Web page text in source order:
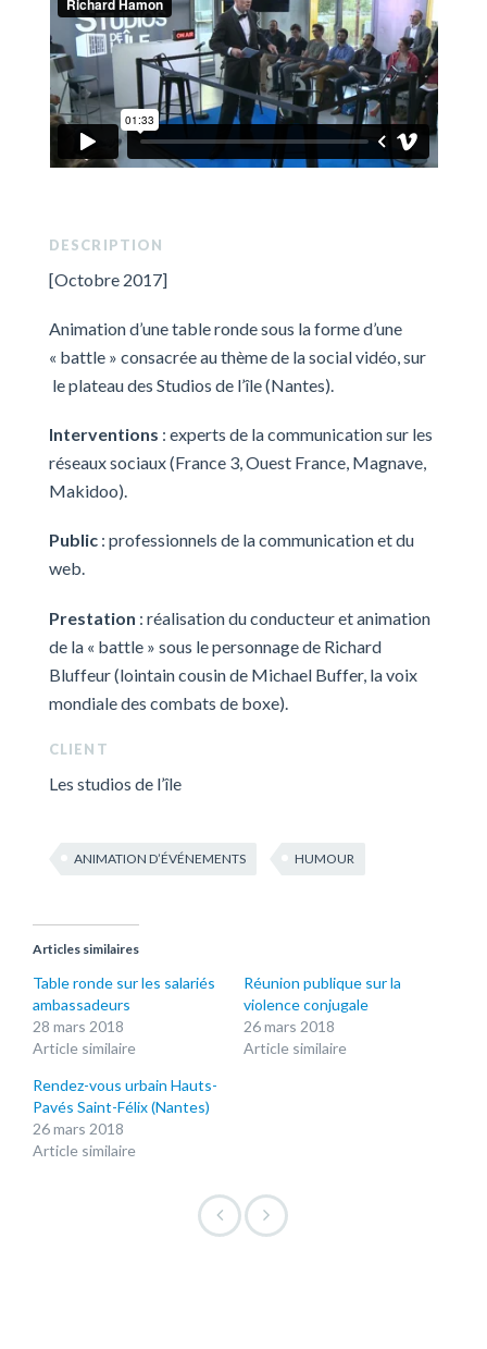
DESCRIPTION
[Octobre 2017]
Animation d’une table ronde sous la forme d’une
« battle » consacrée au thème de la social vidéo, sur
le plateau des Studios de l’île (Nantes).
Interventions : experts de la communication sur les
réseaux sociaux (France 3, Ouest France, Magnave,
Makidoo).
Public: professionnels de la communication et du
web.
Prestation : réalisation du conducteur et animation
de la « battle » sous le personnage de Richard
Bluffeur (lointain cousin de Michael Buffer, la voix
mondiale des combats de boxe).
CLIENT
Les studios de l’île
ANIMATION D’ÉVÉNEMENTS HUMOUR
Articles similaires
Table ronde sur les salariés
ambassadeurs
28 mars 2018
Article similaire
Réunion publique sur la
violence conjugale
26 mars 2018
Article similaire
Rendez-vous urbain Hauts-
Pavés Saint-Félix (Nantes)
26 mars 2018
Article similaire